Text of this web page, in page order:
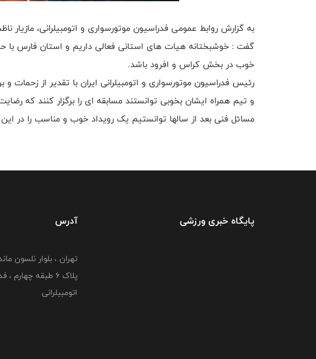
به گزارش روابط عمومی فدراسیون موتورسواری و اتومبیلرانی، مازیار
گفت : خوشبختانه هیات های استانی فعالی داریم و استان فارس با
خوب در بخش کراس و افرود باشد.
رئیس فدراسیون موتورسواری و اتومبیلرانی ایران با تقدیر از زحمات
و تیم همراه ایشان بخوبی توانستند مسابقه ای را برگزار کنند که
مسائل فنی بعد از سالها توانستیم یک رویداد خوب و مناسب را در این
پایگاه خبری ورزشی آدرس
تهران ، بلوار نلسون
پلاک ۶ طبقه
اتومبیلرانی